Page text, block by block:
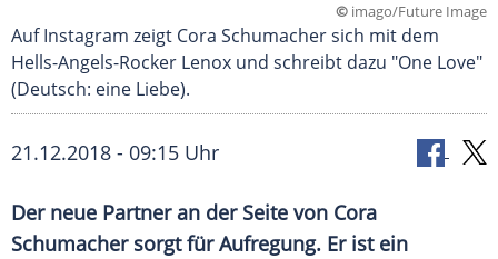
© imago/Future Image
Auf Instagram zeigt Cora Schumacher sich mit dem
Hells-Angels-Rocker Lenox und schreibt dazu "One Love"
(Deutsch: eine Liebe).
21.12.2018 - 09:15 Uhr
Der neue Partner an der Seite von Cora
Schumachersorgt für Aufregung. Er ist ein